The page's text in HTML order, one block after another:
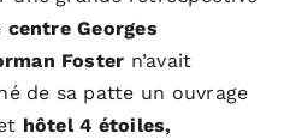
centre Georges
Foster n’avait
de sa patte un ouvrage
hôtel 4 étoiles,